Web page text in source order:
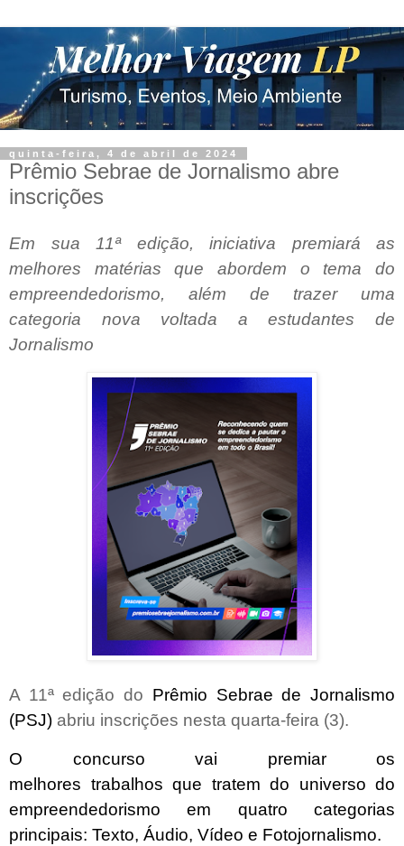
quinta-feira, 4 de abril de 2024
Prêmio Sebrae de Jornalismo abre
inscrições
Em sua 11ª edição, iniciativa premiará as
melhores matérias que abordem o tema do
empreendedorismo, além de trazer uma
categoria nova voltada a estudantes de
Jornalismo
A 11ª edição do Prêmio Sebrae de Jornalismo
(PSJ) abriu inscrições nesta quarta-feira (3).
O concurso vai premiar os
melhores trabalhos que tratem do universo do
empreendedorismo em quatro categorias
principais: Texto, Áudio, Vídeo e Fotojornalismo.